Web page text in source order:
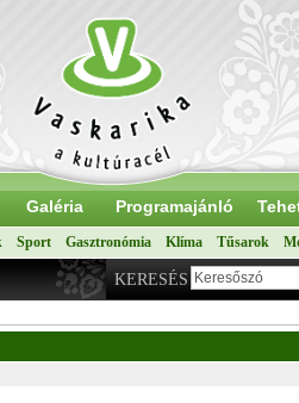
Galéria Programajánló
Sport Gasztronómia Klíma Tűsarok
KERESÉS